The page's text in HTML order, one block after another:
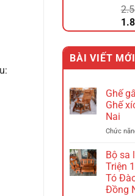
Giá
là:
BÀI VIẾT MỚI
Ghế
Ghế
Nai
Chức
Bộ sa
Triện
Tó
Đồng